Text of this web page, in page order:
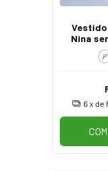
Nina
P
6 x de